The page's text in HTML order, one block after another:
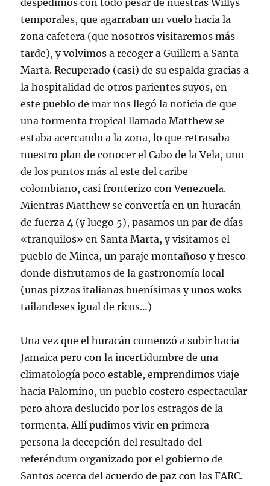
despedimos con todo pesar de nuestras Willys
temporales, que agarraban un vuelo hacia la
zona cafetera (que nosotros visitaremos más
tarde), y volvimos a recoger a Guillem a Santa
Marta. Recuperado (casi) de su espalda gracias a
la hospitalidad de otros parientes suyos, en
este pueblo de mar nos llegó la noticia de que
una tormenta tropical llamada Matthew se
estaba acercando a la zona, lo que retrasaba
nuestro plan de conocer el Cabo de la Vela, uno
de los puntos más al este del caribe
colombiano, casi fronterizo con Venezuela.
Mientras Matthew se convertía en un huracán
de fuerza 4 (y luego 5), pasamos un par de días
«tranquilos» en Santa Marta, y visitamos el
pueblo de Minca, un paraje montañoso y fresco
donde disfrutamos de la gastronomía local
(unas pizzas italianas buenísimas y unos woks
tailandeses igual de ricos…)
Una vez que el huracán comenzó a subir hacia
Jamaica pero con la incertidumbre de una
climatología poco estable, emprendimos viaje
hacia Palomino, un pueblo costero espectacular
pero ahora deslucido por los estragos de la
tormenta. Allí pudimos vivir en primera
persona la decepción del resultado del
referéndum organizado por el gobierno de
Santos acerca del acuerdo de paz con las FARC.